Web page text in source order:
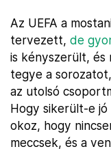
Az UEFA a
tervezett, de
is kényszerült, és
tegye a
az utolsó
Hogy sikerült-e
okoz, hogy
meccsek, és a